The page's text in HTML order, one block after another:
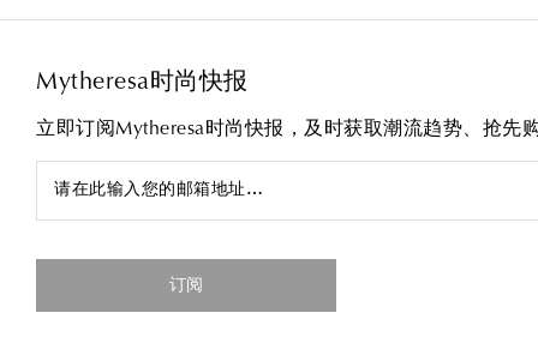
Mytheresa时尚快报
立即订阅Mytheresa时尚快报，及时获取潮流趋势、抢先
请在此输入您的邮箱地址…
订阅